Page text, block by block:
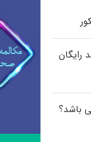
رایگان
باشد؟